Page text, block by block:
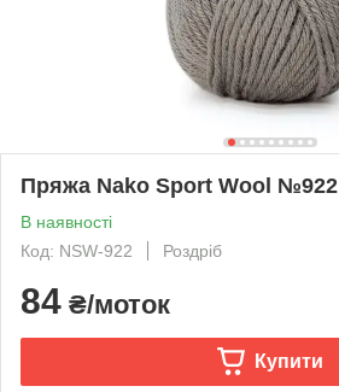
Пряжа Nako Sport Wool №922
В наявності
Код: NSW-922
Роздріб
84 ₴/моток
Купити